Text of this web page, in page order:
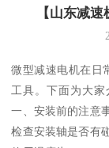
【山东减
微型减速电机在日
工具。下面为大
一、安装前的注意
检查安装轴是否有